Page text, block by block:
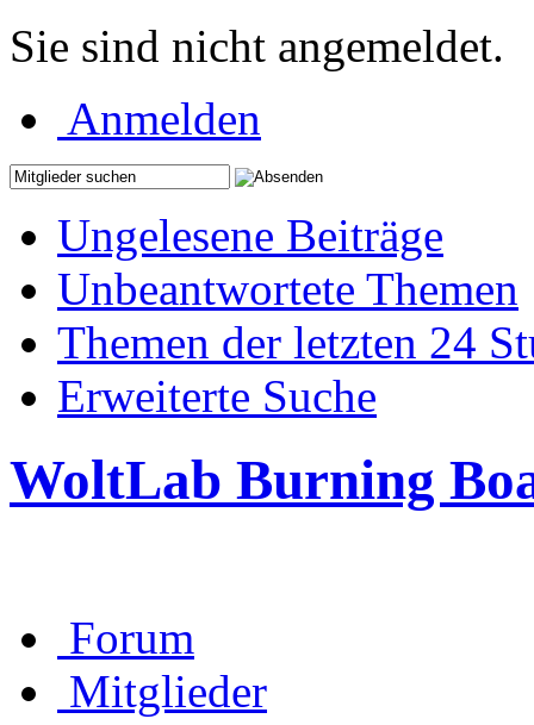
Sie sind nicht angemeldet.
Anmelden
Ungelesene Beiträge
Unbeantwortete Themen
Themen der letzten 24
Erweiterte Suche
WoltLab Burning
Forum
Mitglieder